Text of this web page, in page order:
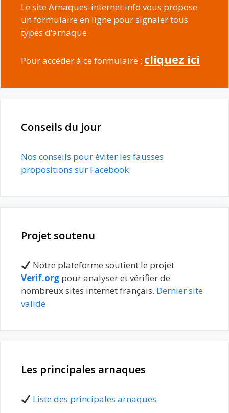
Le site Arnaques-internet.info vous propose
un formulaire en ligne pour signaler tous
types d’arnaque.
Pour accéder à ce formulaire : cliquez ici
Conseils du jour
Nos conseils pour éviter les fausses
propositions sur Facebook
Projet soutenu
Notre plateforme soutient le projet
Verif.org pour analyser et vérifier de
nombreux sites internet français. Dernier site
validé
Les principales arnaques
Liste des principales arnaques